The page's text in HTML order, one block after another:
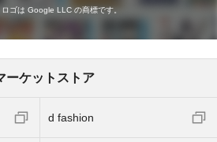
ゴは Google LLC の商標です。
ーケットストア
d fashion